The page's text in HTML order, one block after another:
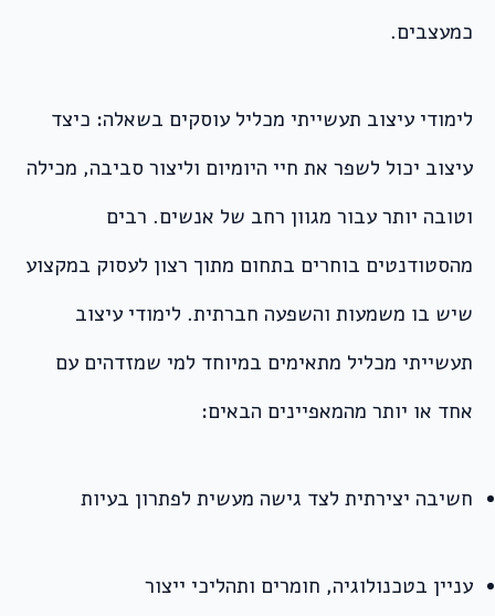
כמעצבים.
לימודי עיצוב תעשייתי מכליל עוסקים בשאלה: כיצד
עיצוב יכול לשפר את חיי היומיום וליצור סביבה, מכילה
וטובה יותר עבור מגוון רחב של אנשים. רבים
מהסטודנטים בוחרים בתחום מתוך רצון לעסוק במקצוע
שיש בו משמעות והשפעה חברתית. לימודי עיצוב
תעשייתי מכליל מתאימים במיוחד למי שמזדהים עם
אחד או יותר מהמאפיינים הבאים:
חשיבה יצירתית לצד גישה מעשית לפתרון בעיות
עניין בטכנולוגיה, חומרים ותהליכי ייצור